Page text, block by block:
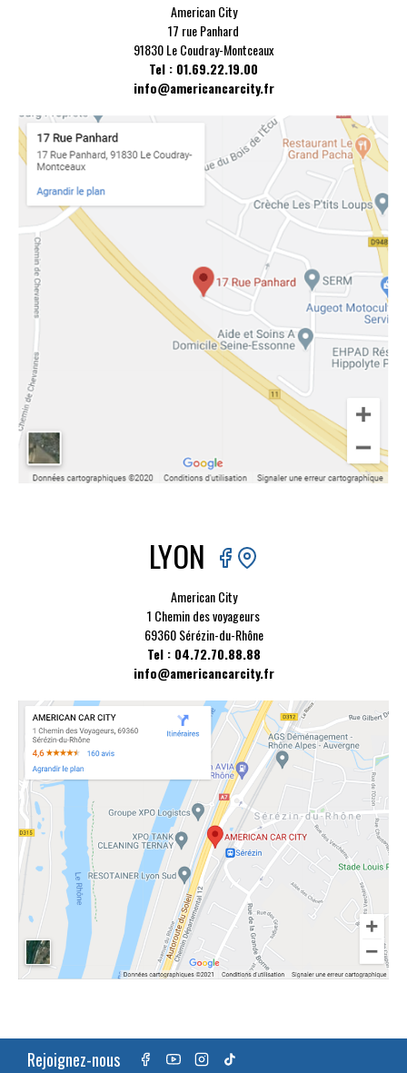
American City
17 rue Panhard
91830 Le Coudray-Montceaux
Tel : 01.69.22.19.00
info@americancarcity.fr
LYON
American City
1 Chemin des voyageurs
69360 Sérézin-du-Rhône
Tel : 04.72.70.88.88
info@americancarcity.fr
Rejoignez-nous